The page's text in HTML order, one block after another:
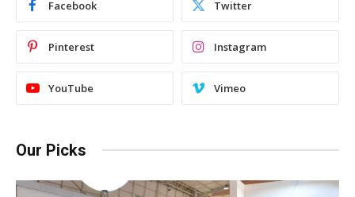
Facebook Twitter
Pinterest Instagram
YouTube Vimeo
Our Picks